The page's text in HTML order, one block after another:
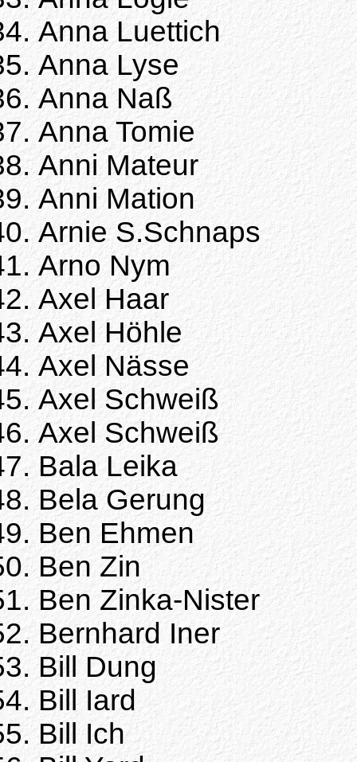
Anna Luettich
Anna Lyse
Anna Naß
Anna Tomie
Anni Mateur
Anni Mation
Arnie S.Schnaps
Arno Nym
Axel Haar
Axel Höhle
Axel Nässe
Axel Schweiß
Axel Schweiß
Bala Leika
Bela Gerung
Ben Ehmen
Ben Zin
Ben Zinka-Nister
Bernhard Iner
Bill Dung
Bill Iard
Bill Ich